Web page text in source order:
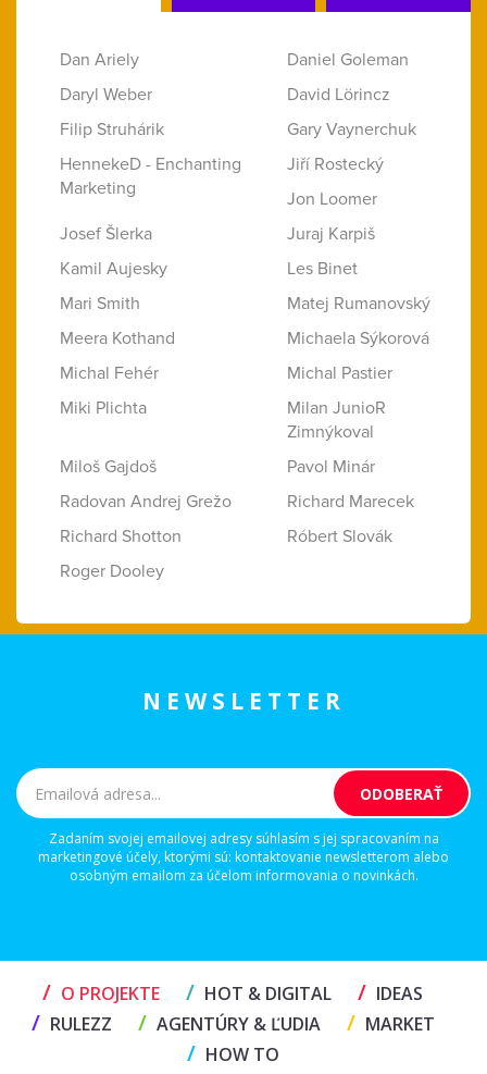
Dan Ariely
Daniel Goleman
Daryl Weber
David Lörincz
Filip Struhárik
Gary Vaynerchuk
HennekeD - Enchanting
Marketing
Jiří Rostecký
Jon Loomer
Josef Šlerka
Juraj Karpiš
Kamil Aujesky
Les Binet
Mari Smith
Matej Rumanovský
Meera Kothand
Michaela Sýkorová
Michal Fehér
Michal Pastier
Miki Plichta
Milan JunioR
Zimnýkoval
Miloš Gajdoš
Pavol Minár
Radovan Andrej Grežo
Richard Marecek
Richard Shotton
Róbert Slovák
Roger Dooley
NEWSLETTER
Zadaním svojej emailovej adresy súhlasím s jej spracovaním na
marketingové účely, ktorými sú: kontaktovanie newsletterom alebo
osobným emailom za účelom informovania o novinkách.
/ O PROJEKTE / HOT & DIGITAL / IDEAS
/ RULEZZ / AGENTÚRY & ĽUDIA / MARKET
/ HOW TO